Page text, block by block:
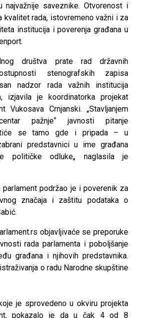
najvažnije saveznike. Otvorenost i
kvalitet rada, istovremeno važni i za
institucija i poverenja građana u
društva prate rad državnih
stenografskih zapisa
nadzor rada važnih institucija
izjavila je koordinatorka projekat
Vukosava Crnjanski. „Stavljanjem
pažnje“ javnosti pitanje
se tamo gde i pripada – u
predstavnici u ime građana
političke odluke„ naglasila je
parlament podržao je i poverenik za
značaja i zaštitu podataka o
objavljivaće se preporuke
rada parlamenta i poboljšanje
građana i njihovih predstavnika.
o radu Narodne skupštine
je sprovedeno u okviru projekta
pokazalo je da u čak 4 od 8